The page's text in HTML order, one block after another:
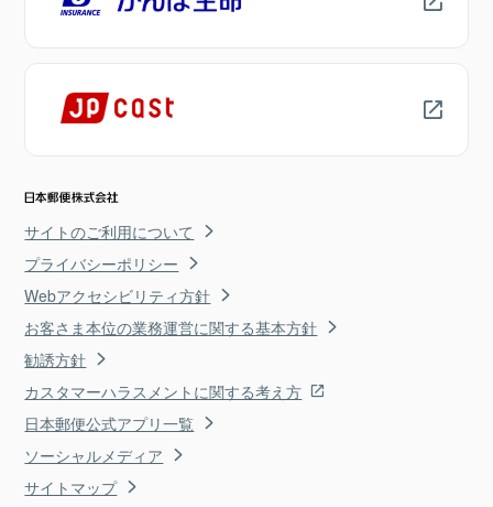
サイトのご利用について
プライバシーポリシー
Webアクセシビリティ方針
お客さま本位の業務運営に関する基本方針
勧誘方針
カスタマーハラスメントに関する考え方
日本郵便公式アプリ一覧
ソーシャルメディア
サイトマップ